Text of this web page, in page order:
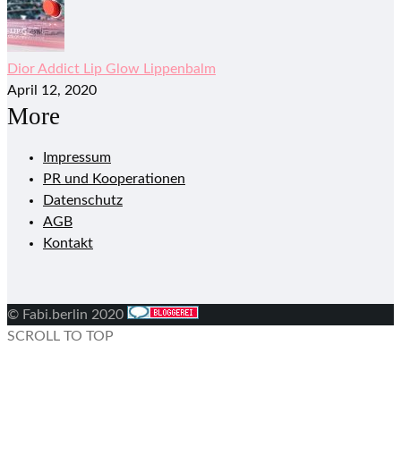
Dior Addict Lip Glow Lippenbalm
April 12, 2020
More
Impressum
PR und Kooperationen
Datenschutz
AGB
Kontakt
© Fabi.berlin 2020
SCROLL TO TOP